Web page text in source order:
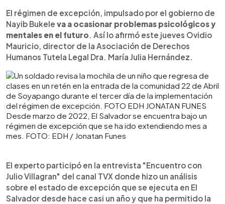
Escuchar artículo
El régimen de excepción, impulsado por el gobierno de
Nayib Bukele va a ocasionar problemas psicológicos y
mentales en el futuro. Así lo afirmó este jueves Ovidio
Mauricio, director de la Asociación de Derechos
Humanos Tutela Legal Dra. María Julia Hernández.
Desde marzo de 2022, El Salvador se encuentra bajo un
régimen de excepción que se ha ido extendiendo mes a
mes. FOTO: EDH / Jonatan Funes
El experto participó en la entrevista "Encuentro con
Julio Villagran" del canal TVX donde hizo un análisis
sobre el estado de excepción que se ejecuta en El
Salvador desde hace casi un año y que ha permitido la